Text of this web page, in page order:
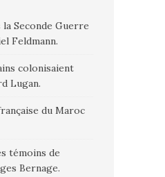
Seconde Guerre
Feldmann.
colonisaient
Lugan.
du Maroc
témoins de
Bernage.